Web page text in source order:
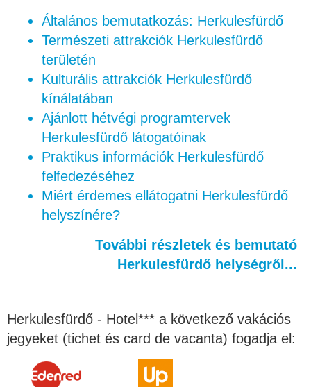
Általános bemutatkozás: Herkulesfürdő
Természeti attrakciók Herkulesfürdő
területén
Kulturális attrakciók Herkulesfürdő
kínálatában
Ajánlott hétvégi programtervek
Herkulesfürdő látogatóinak
Praktikus információk Herkulesfürdő
felfedezéséhez
Miért érdemes ellátogatni Herkulesfürdő
helyszínére?
További részletek és bemutató
Herkulesfürdő helységről...
Herkulesfürdő - Hotel*** a következő vakációs
jegyeket (tichet és card de vacanta) fogadja el: